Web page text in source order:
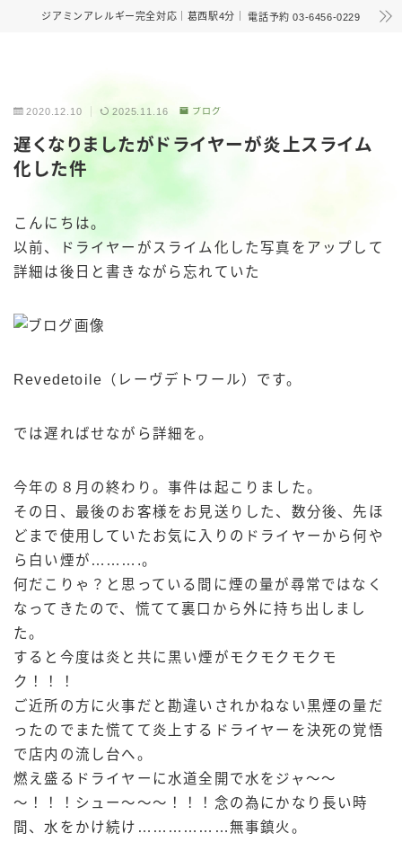
ジアミンアレルギー完全対応｜葛西駅4分｜ 電話予約 03-6456-0229
2020.12.10 2025.11.16 ブログ
遅くなりましたがドライヤーが炎上スライム
化した件
こんにちは。
以前、ドライヤーがスライム化した写真をアップして
詳細は後日と書きながら忘れていた
Revedetoile（レーヴデトワール）です。
では遅ればせながら詳細を。
今年の８月の終わり。事件は起こりました。
その日、最後のお客様をお見送りした、数分後、先ほ
どまで使用していたお気に入りのドライヤーから何や
ら白い煙が……….。
何だこりゃ？と思っている間に煙の量が尋常ではなく
なってきたので、慌てて裏口から外に持ち出しまし
た。
すると今度は炎と共に黒い煙がモクモクモクモ
ク！！！
ご近所の方に火事だと勘違いされかねない黒煙の量だ
ったのでまた慌てて炎上するドライヤーを決死の覚悟
で店内の流し台へ。
燃え盛るドライヤーに水道全開で水をジャ～～
～！！！シュー～～～！！！念の為にかなり長い時
間、水をかけ続け………………無事鎮火。